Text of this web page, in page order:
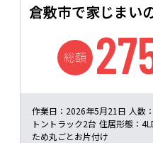
倉敷市で家じまい
総額
作業日： 2026年5月21日 人数：
トントラック2台 住居形態：
ため丸ごとお片付け